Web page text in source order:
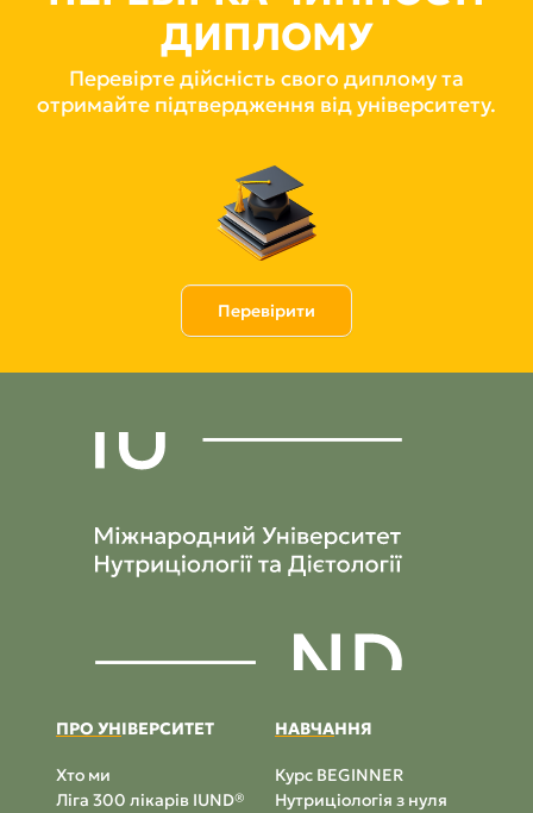
ДИПЛОМУ
Перевірте дійсність свого диплому та
отримайте підтвердження від університету.
Перевірити
ПРО УНІВЕРСИТЕТ
Хто ми
Ліга 300 лікарів IUND®
НАВЧАННЯ
Курс BEGINNER
Нутриціологія з нуля